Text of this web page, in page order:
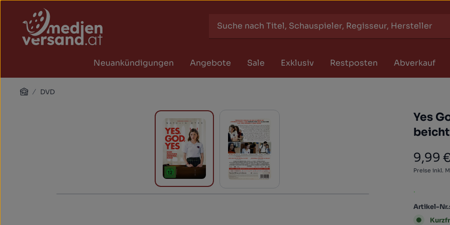
Zum Hauptinhalt springen
Zur Suche springen
Zur Hauptnavigation springen
Neuankündigungen Angebote Sale Exklusiv Restposten Abverkauf
HomeDVD
Bildergalerie überspringen
Yes
9,99
Preise inkl.
.
Artikel-Nr.: